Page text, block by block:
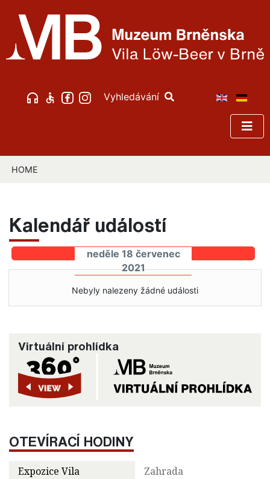
Vyhledávání
HOME
Kalendář událostí
neděle 18 červenec
2021
Nebyly nalezeny žádné události
Virtuální prohlídka
OTEVÍRACÍ HODINY
Expozice Vila Zahrada